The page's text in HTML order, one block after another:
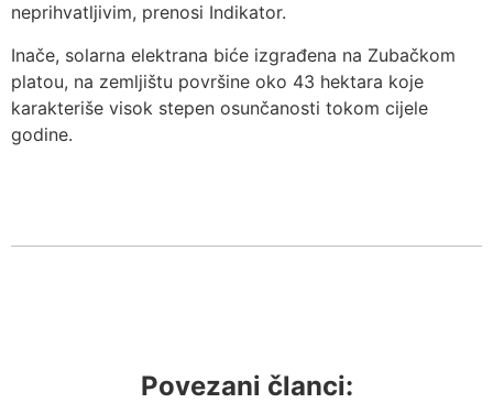
neprihvatljivim, prenosi Indikator.
Inače, solarna elektrana biće izgrađena na Zubačkom
platou, na zemljištu površine oko 43 hektara koje
karakteriše visok stepen osunčanosti tokom cijele
godine.
Povezani članci: